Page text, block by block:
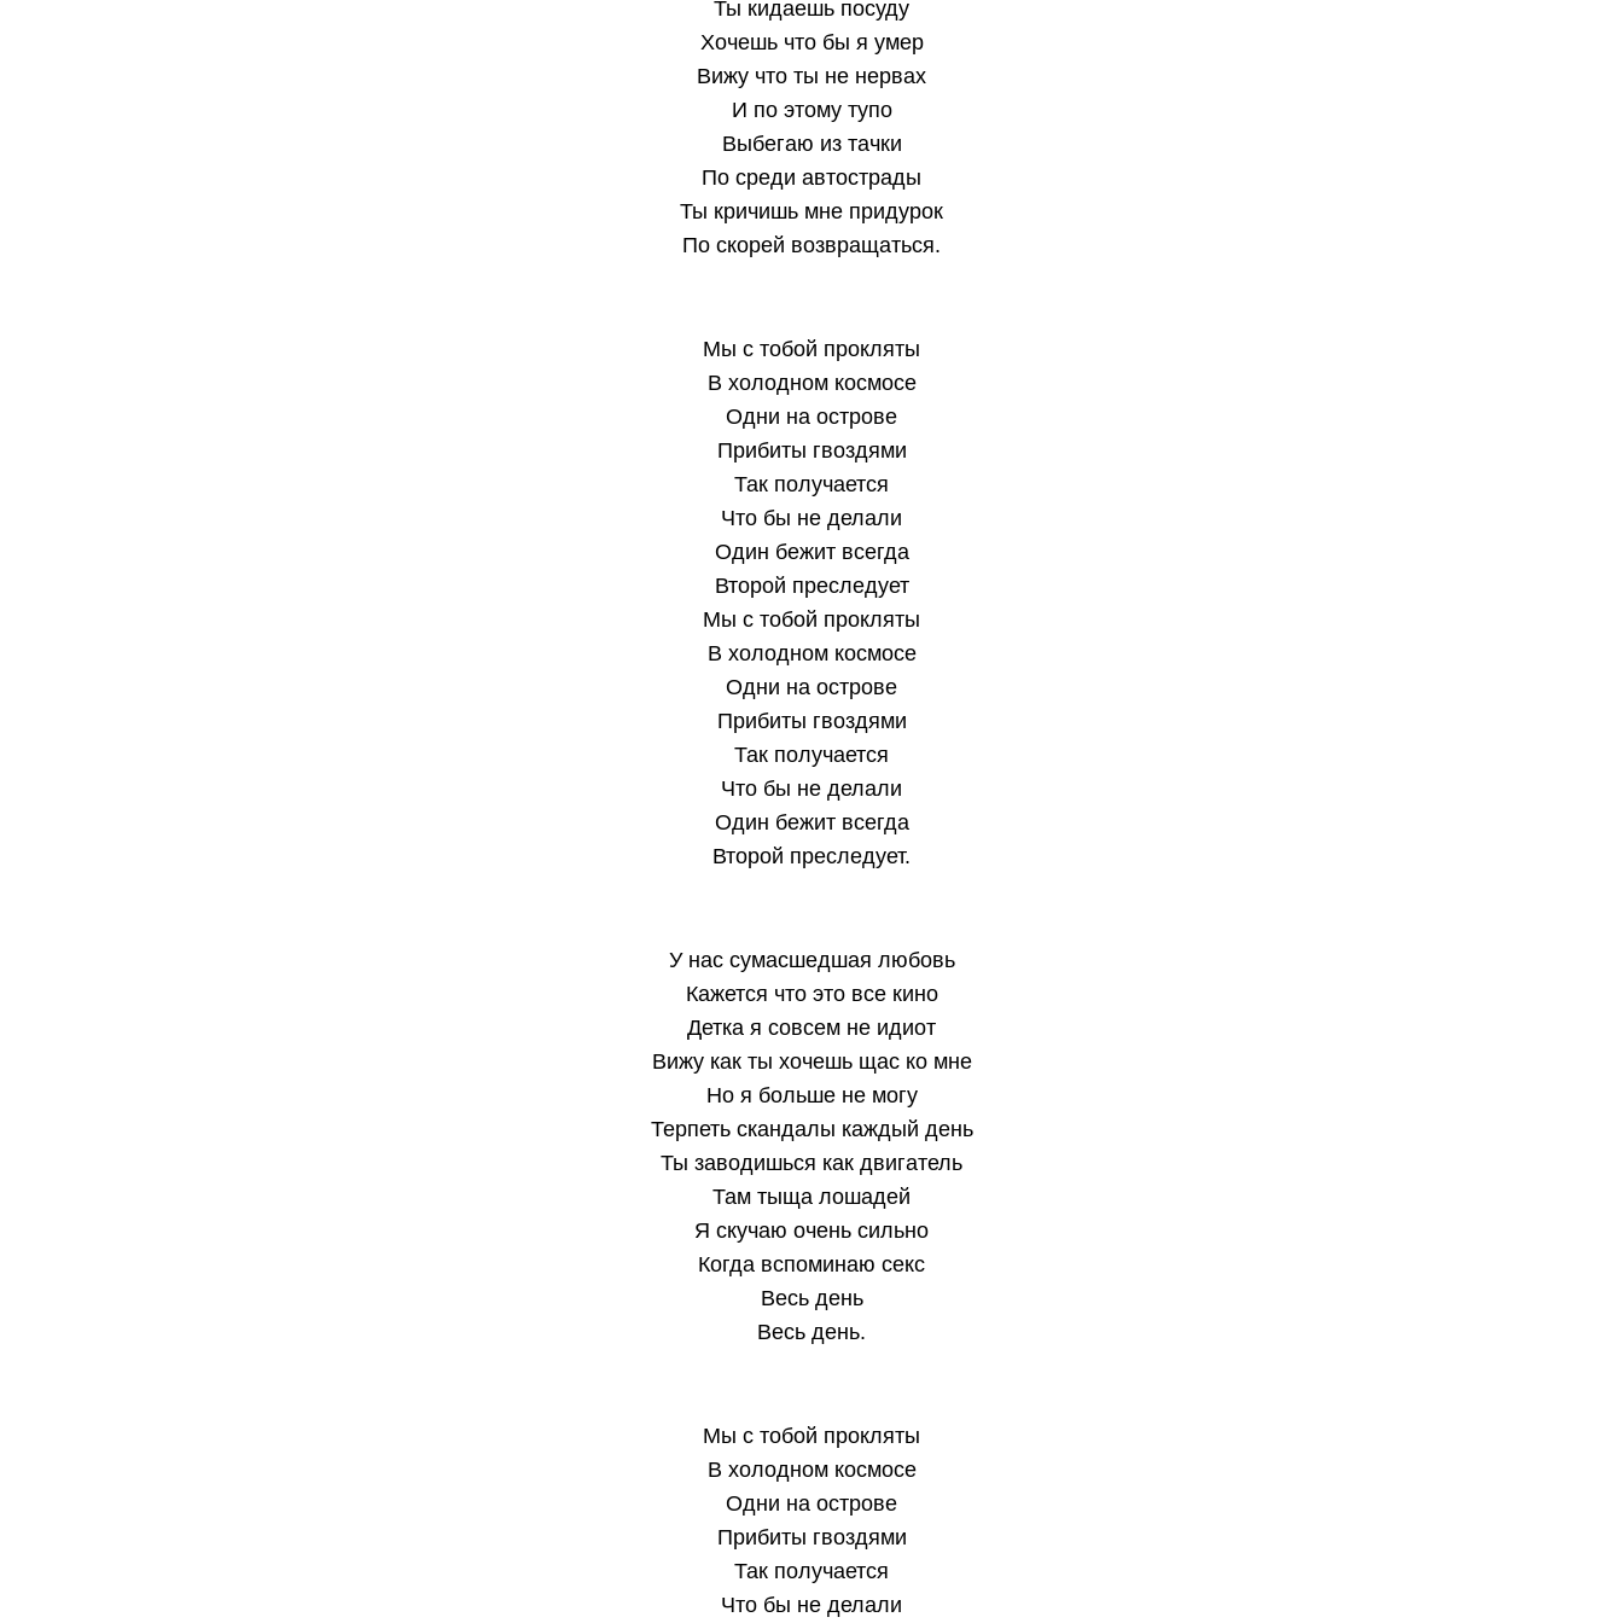
Ты кидаешь посуду
Хочешь что бы я умер
Вижу что ты не нервах
И по этому тупо
Выбегаю из тачки
По среди автострады
Ты кричишь мне придурок
По скорей возвращаться.
Мы с тобой прокляты
В холодном космосе
Одни на острове
Прибиты гвоздями
Так получается
Что бы не делали
Один бежит всегда
Второй преследует
Мы с тобой прокляты
В холодном космосе
Одни на острове
Прибиты гвоздями
Так получается
Что бы не делали
Один бежит всегда
Второй преследует.
У нас сумасшедшая любовь
Кажется что это все кино
Детка я совсем не идиот
Вижу как ты хочешь щас ко мне
Но я больше не могу
Терпеть скандалы каждый день
Ты заводишься как двигатель
Там тыща лошадей
Я скучаю очень сильно
Когда вспоминаю секс
Весь день
Весь день.
Мы с тобой прокляты
В холодном космосе
Одни на острове
Прибиты гвоздями
Так получается
Что бы не делали